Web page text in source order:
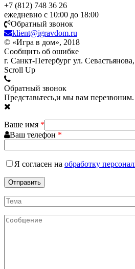
+7 (812) 748 36 26
ежедневно с 10:00 до 18:00
Обратный звонок
klient@igravdom.ru
© «Игра в дом», 2018
Сообщить об ошибке
г. Санкт-Петербург ул.
Scroll Up
Обратный звонок
Представьтесь,и мы вам перезвоним.
Ваше имя *
Ваш телефон *
Я согласен на обработку